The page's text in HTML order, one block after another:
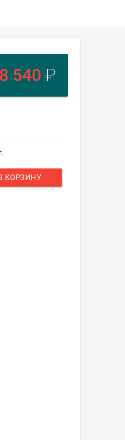
540 ₽
КОРЗИНУ